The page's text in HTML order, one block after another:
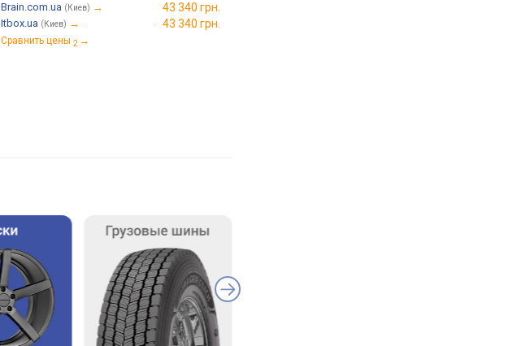
Brain.com.ua (Киев) → 43 340 грн.
Itbox.ua (Киев) → 43 340 грн.
Сравнить цены 2 →